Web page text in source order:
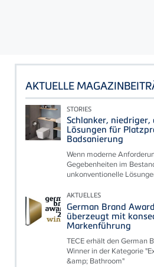
AKTUELLE
STORIES
Schlanker, niedriger,
Lösungen für
Badsanierung
Wenn moderne
Gegebenheiten im
unkonventionelle
AKTUELLES
German Brand
überzeugt mit
Markenführung
TECE erhält den German
Winner in der Kategorie
&amp; Bathroom"